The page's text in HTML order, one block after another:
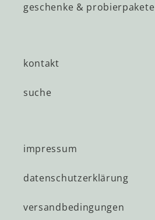
geschenke & probierpakete
kontakt
suche
impressum
datenschutzerklärung
versandbedingungen